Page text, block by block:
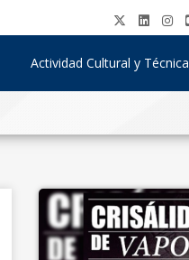
Actividad Cultural y Técnica